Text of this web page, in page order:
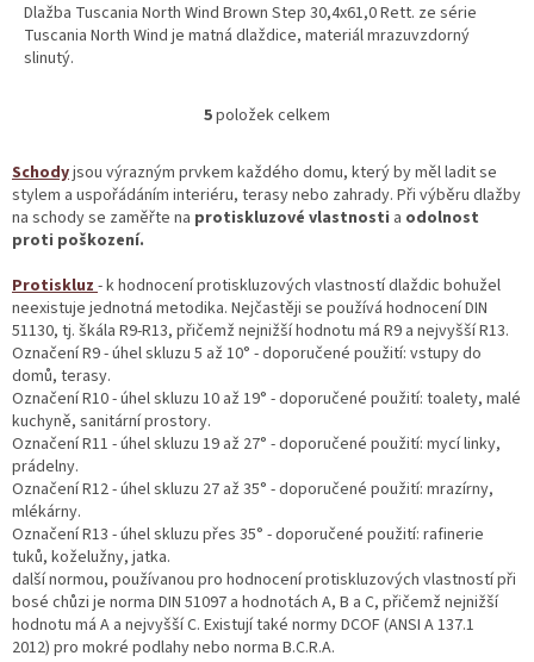
Dlažba Tuscania North Wind Brown Step 30,4x61,0 Rett. ze série
Tuscania North Wind je matná dlaždice, materiál mrazuvzdorný
slinutý.
O
l
á
d
í
p
r
v
y
ý
i
u
5položek celkem
Schodyjsou výrazným prvkem každého domu, který by měl ladit se
stylem a uspořádáním interiéru, terasy nebo zahrady. Při výběru dlažby
na schody se zaměřte na protiskluzové vlastnosti a odolnost
proti poškození.
Protiskluz- k hodnocení protiskluzových vlastností dlaždic bohužel
neexistuje jednotná metodika. Nejčastěji se používá hodnocení DIN
51130, tj. škála R9-R13, přičemž nejnižší hodnotu má R9 a nejvyšší R13.
Označení R9 - úhel skluzu 5 až 10° - doporučené použití: vstupy do
domů, terasy.
Označení R10 - úhel skluzu 10 až 19° - doporučené použití: toalety, malé
kuchyně, sanitární prostory.
Označení R11 - úhel skluzu 19 až 27° - doporučené použití: mycí linky,
prádelny.
Označení R12 - úhel skluzu 27 až 35° - doporučené použití: mrazírny,
mlékárny.
Označení R13 - úhel skluzu přes 35° - doporučené použití: rafinerie
tuků, koželužny, jatka.
další normou, používanou pro hodnocení protiskluzových vlastností při
bosé chůzi je norma DIN 51097 a hodnotách A, B a C, přičemž nejnižší
hodnotu má A a nejvyšší C. Existují také normy DCOF (ANSI A 137.1
2012) pro mokré podlahy nebo norma B.C.R.A.